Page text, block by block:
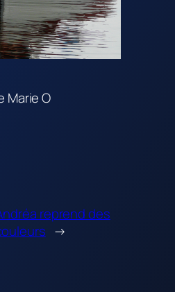
Marie O
reprend des
→